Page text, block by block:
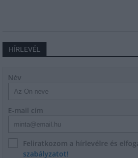
HÍRLEVÉL
Név
E-mail cím
Feliratkozom a hírlevélre és
szabályzatot!